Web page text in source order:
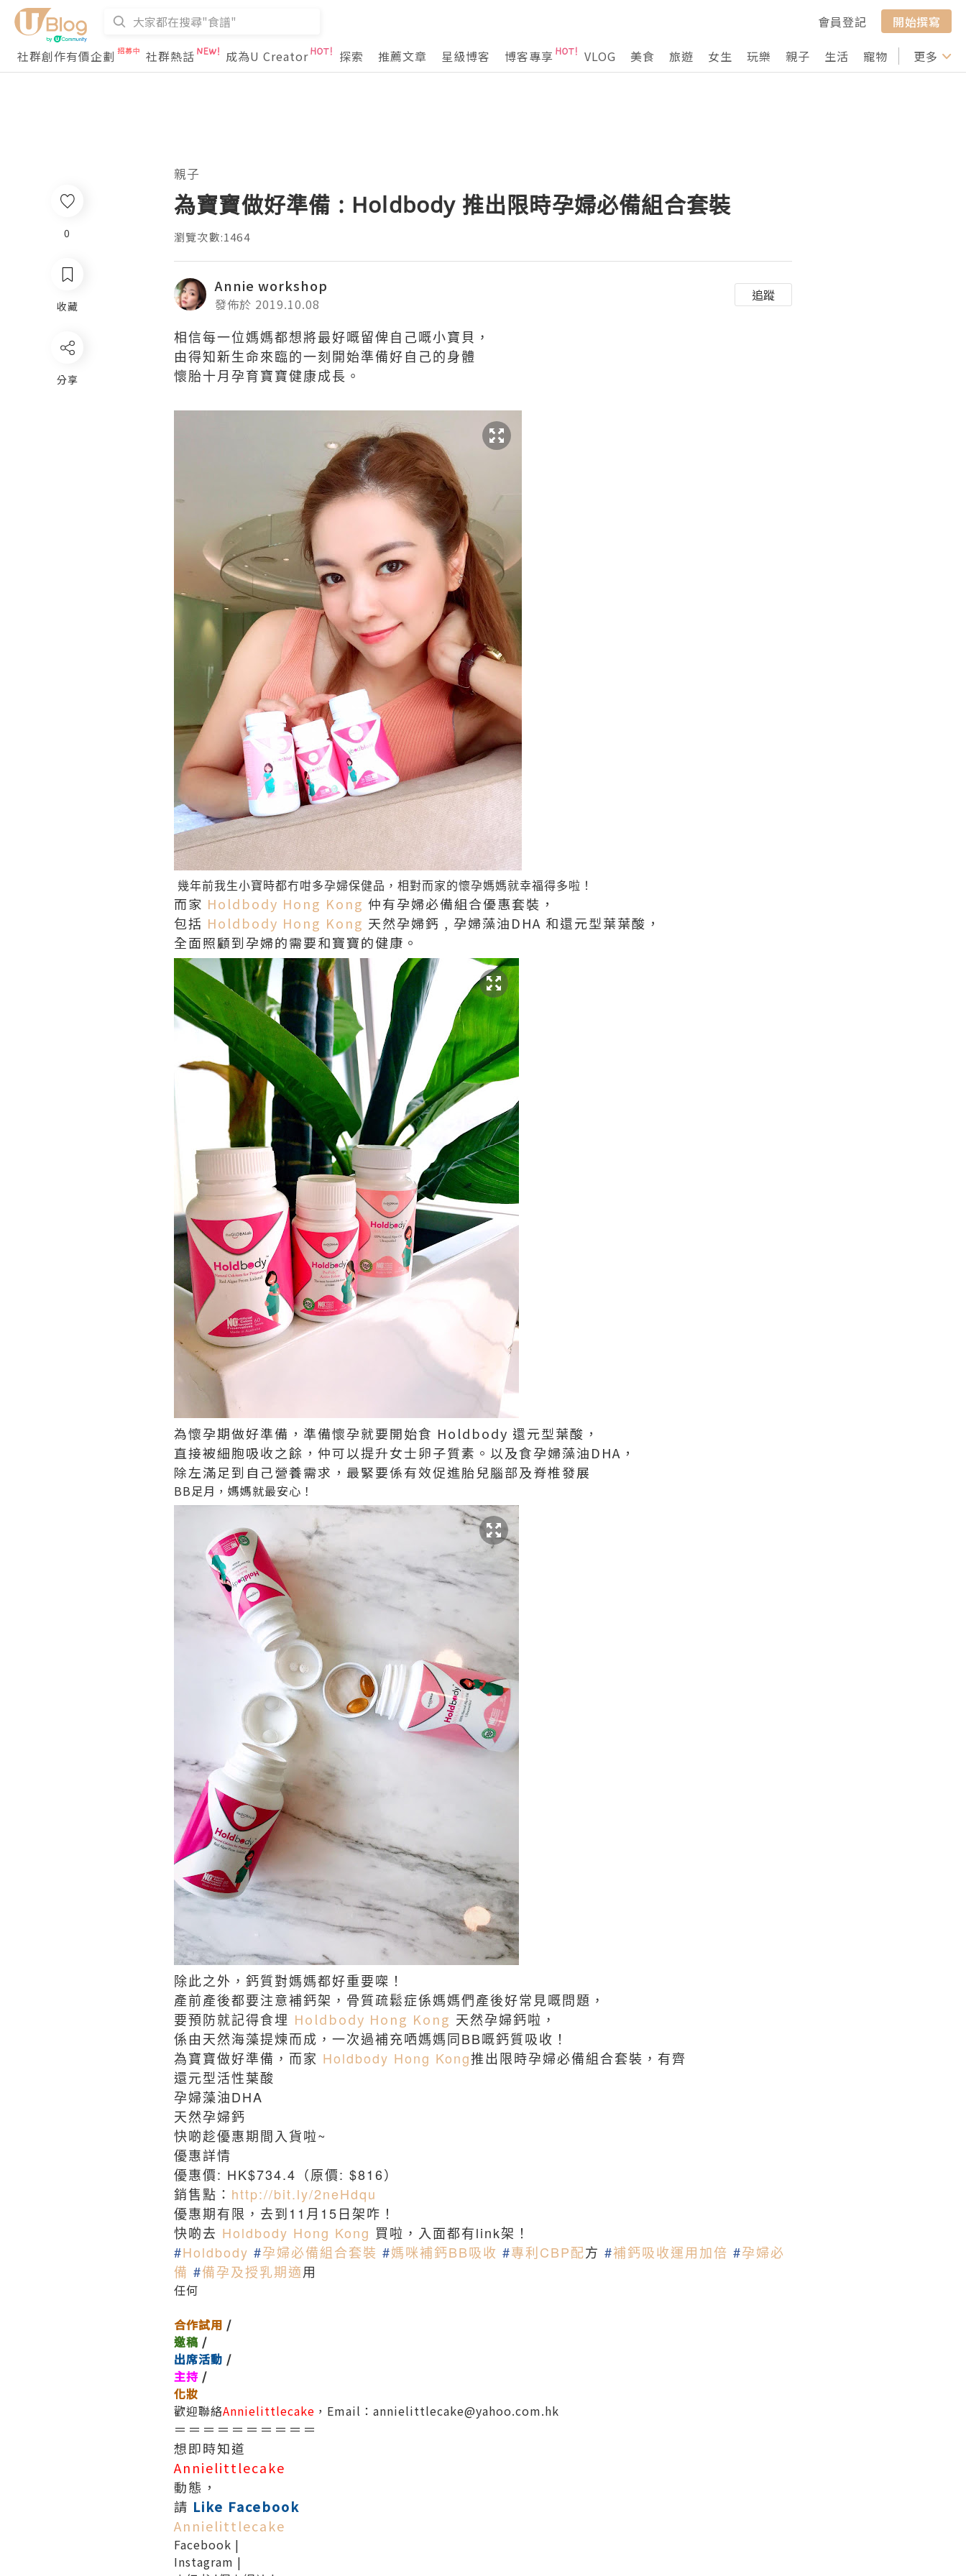
會員登記
開始撰寫
社群創作有價企劃
社群熱話 成為U Creator 探索 推薦文章 星級博客 博客專享 VLOG 美食 旅遊 女生 玩樂 親子 生活 寵物 行山 打卡
更多
0
收藏
分享
親子
為寶寶做好準備 : Holdbody 推出限時孕婦必備組合套裝
瀏覽次數:1464
Annie workshop
發佈於 2019.10.08
追蹤
相信每一位媽媽都想將最好嘅留俾自己嘅小寶貝，
由得知新生命來臨的一刻開始準備好自己的身體
懷胎十月孕育寶寶健康成長。
幾年前我生小寶時都冇咁多孕婦保健品，相對而家的懷孕媽媽就幸福得多啦！
而家 Holdbody Hong Kong 仲有孕婦必備組合優惠套裝，
包括 Holdbody Hong Kong 天然孕婦鈣 , 孕婦藻油DHA 和還元型葉葉酸，
全面照顧到孕婦的需要和寶寶的健康。
為懷孕期做好準備，準備懷孕就要開始食 Holdbody 還元型葉酸，
直接被細胞吸收之餘，仲可以提升女士卵子質素。以及食孕婦藻油DHA，
除左滿足到自己營養需求，最緊要係有效促進胎兒腦部及脊椎發展
BB足月，媽媽就最安心 ！
除此之外，鈣質對媽媽都好重要㗎！
產前產後都要注意補鈣架，骨質疏鬆症係媽媽們產後好常見嘅問題，
要預防就記得食埋 Holdbody Hong Kong 天然孕婦鈣啦，
係由天然海藻提煉而成，一次過補充哂媽媽同BB嘅鈣質吸收！
為寶寶做好準備，而家 Holdbody Hong Kong推出限時孕婦必備組合套裝，有齊
還元型活性葉酸
孕婦藻油DHA
天然孕婦鈣
快啲趁優惠期間入貨啦~
優惠詳情
優惠價: HK$734.4（原價: $816）
銷售點： http://bit.ly/2neHdqu
優惠期有限，去到11月15日架咋！
快啲去 Holdbody Hong Kong 買啦，入面都有link架！
#Holdbody #孕婦必備組合套裝 #媽咪補鈣BB吸收 #專利CBP配⽅ #補鈣吸收運用加倍 #孕婦必
備 #備孕及授乳期適⽤
任何
合作試用 /
邀稿 /
出席活動 /
主持 /
化妝
歡迎聯絡Annielittlecake ，Email： annielittlecake@yahoo.com.hk
＝＝＝＝＝＝＝＝＝＝
想即時知道
Annielittlecake
動態，
請 Like Facebook
Annielittlecake
Facebook |
Instagram |